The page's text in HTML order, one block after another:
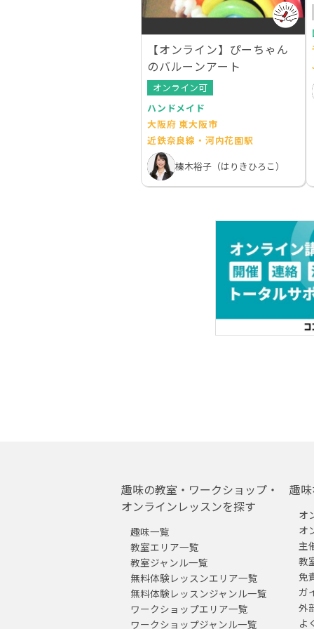
【オンライン】ぴーちゃん
のバルーンアート
オンライン可
ハンドメイド
大阪府 東大阪市
近鉄奈良線・河内花園駅
榛木裕子（はりきひろこ）
趣味の教室・ワークショップ・
オンラインレッスンを探す
趣味一覧
教室エリア一覧
教室ジャンル一覧
無料体験レッスンエリア一覧
無料体験レッスンジャンル一覧
ワークショップエリア一覧
ワークショップジャンル一覧
趣
オ
オ
主
教
免
ガ
外
よ